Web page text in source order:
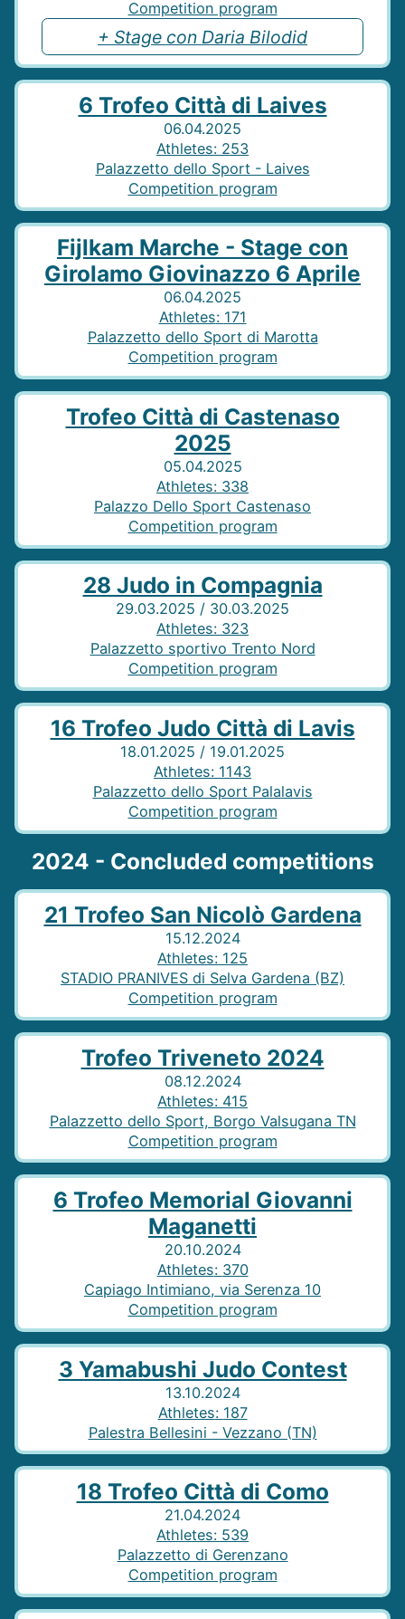
Competition program
+ Stage con Daria Bilodid
6 Trofeo Città di Laives
06.04.2025
Athletes: 253
Palazzetto dello Sport - Laives
Competition program
Fijlkam Marche - Stage con
Girolamo Giovinazzo 6 Aprile
06.04.2025
Athletes: 171
Palazzetto dello Sport di Marotta
Competition program
Trofeo Città di Castenaso
2025
05.04.2025
Athletes: 338
Palazzo Dello Sport Castenaso
Competition program
28 Judo in Compagnia
29.03.2025 / 30.03.2025
Athletes: 323
Palazzetto sportivo Trento Nord
Competition program
16 Trofeo Judo Città di Lavis
18.01.2025 / 19.01.2025
Athletes: 1143
Palazzetto dello Sport Palalavis
Competition program
2024 - Concluded competitions
21 Trofeo San Nicolò Gardena
15.12.2024
Athletes: 125
STADIO PRANIVES di Selva Gardena (BZ)
Competition program
Trofeo Triveneto 2024
08.12.2024
Athletes: 415
Palazzetto dello Sport, Borgo Valsugana TN
Competition program
6 Trofeo Memorial Giovanni
Maganetti
20.10.2024
Athletes: 370
Capiago Intimiano, via Serenza 10
Competition program
3 Yamabushi Judo Contest
13.10.2024
Athletes: 187
Palestra Bellesini - Vezzano (TN)
18 Trofeo Città di Como
21.04.2024
Athletes: 539
Palazzetto di Gerenzano
Competition program